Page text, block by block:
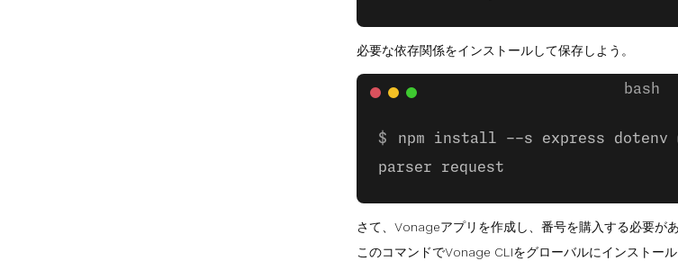
必要な依存関係をインストールして保存しよう。
npm install --s express dotenv
parser request
さて、Vonageアプリを作成し、番号を購入する必要があ
このコマンドでVonage CLIをグローバルにインストール